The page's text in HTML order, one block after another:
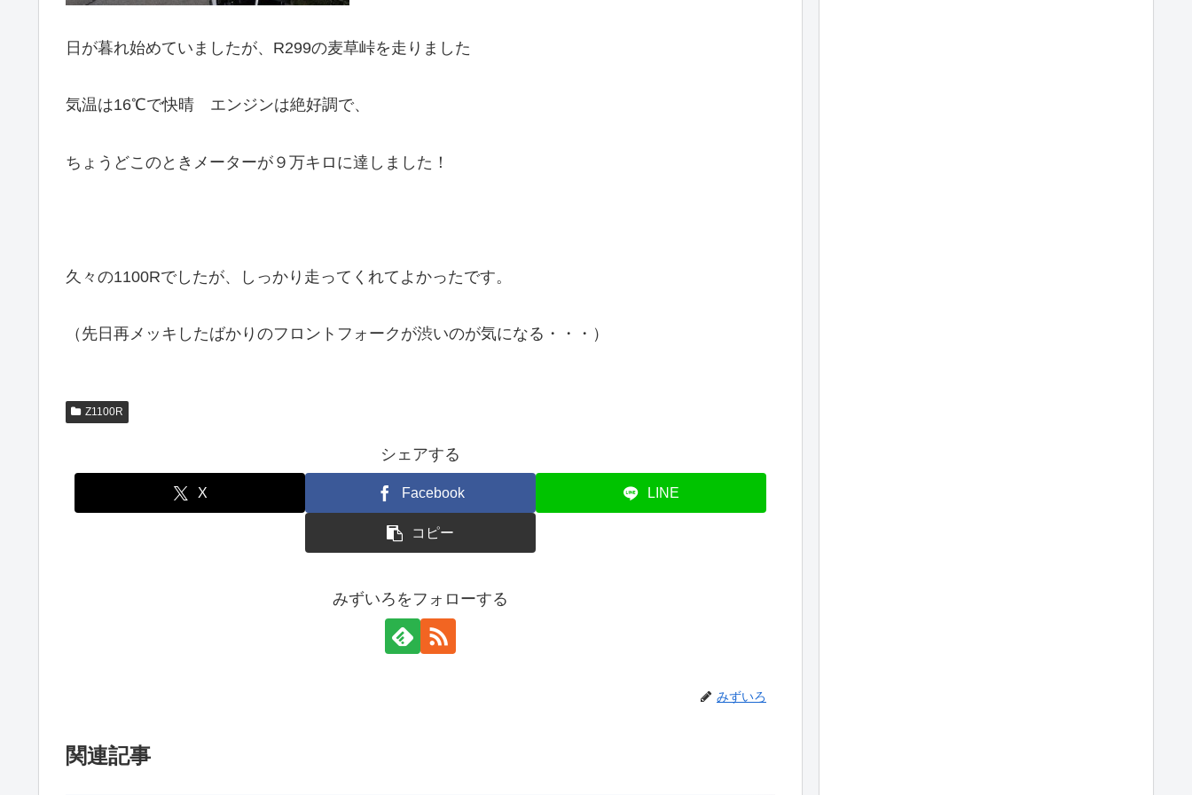
日が暮れ始めていましたが、R299の麦草峠を走りました
気温は16℃で快晴 エンジンは絶好調で、
ちょうどこのときメーターが９万キロに達しました！
久々の1100Rでしたが、しっかり走ってくれてよかったです。
（先日再メッキしたばかりのフロントフォークが渋いのが気になる・・・）
Z1100R
シェアする
X Facebook LINE
コピー
みずいろをフォローする
みずいろ
関連記事